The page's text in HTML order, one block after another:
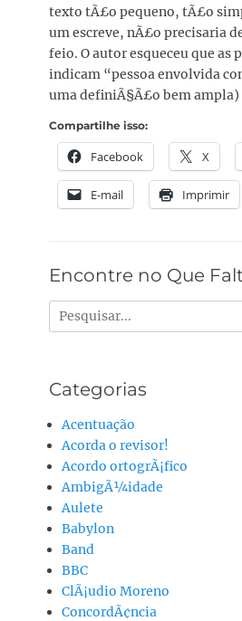
texto tÃ£o pequeno, tÃ£o
um escreve, nÃ£o precisaria
feio. O autor esqueceu que as
indicam “pessoa envolvida
uma definiÃ§Ã£o bem ampla)
Compartilhe isso:
Facebook X
E-mail Imprimir
Encontre no Que
Pesquisar
por:
Categorias
Acentuação
Acorda o revisor!
Acordo ortogrÃ¡fico
AmbigÃ¼idade
Aulete
Babylon
Band
BBC
ClÃ¡udio Moreno
ConcordÃ¢ncia